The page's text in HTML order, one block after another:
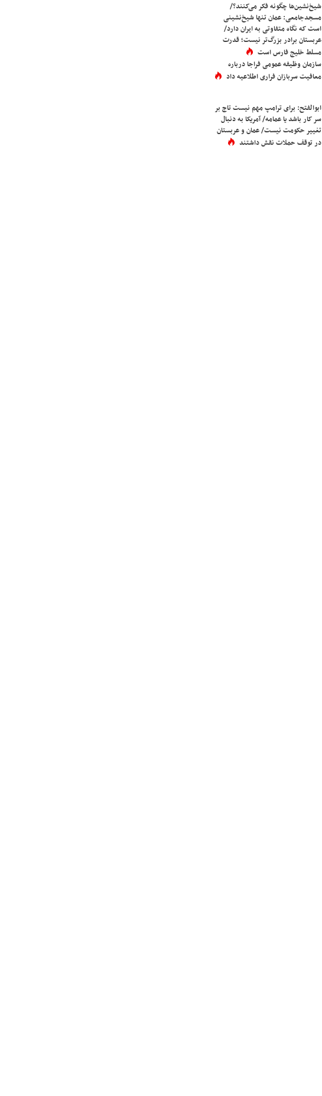
شیخ‌نشین‌ها چگونه فکر می‌کنند؟/
مسجدجامعی: عمان تنها شیخ‌نشینی
است که نگاه متفاوتی به ایران دارد/
عربستان برادر بزرگ‌تر نیست؛ قدرت
مسلط خلیج فارس است
سازمان وظیفه عمومی فراجا درباره
معافیت سربازان فراری اطلاعیه داد
ابوالفتح: برای ترامپ مهم نیست تاج بر
سر کار باشد یا عمامه/ آمریکا به دنبال
تغییر حکومت نیست/ عمان و عربستان
در توقف حملات نقش داشتند